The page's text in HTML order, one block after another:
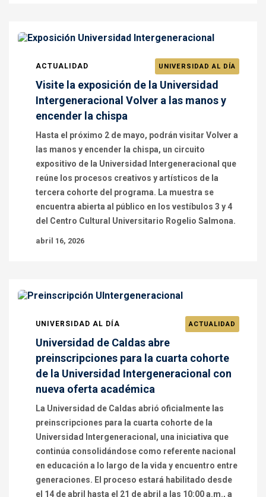
ACTUALIDAD UNIVERSIDAD AL DÍA
Visite la exposición de la Universidad
Intergeneracional Volver a las manos y
encender la chispa
Hasta el próximo 2 de mayo, podrán visitar Volver a
las manos y encender la chispa, un circuito
expositivo de la Universidad Intergeneracional que
reúne los procesos creativos y artísticos de la
tercera cohorte del programa. La muestra se
encuentra abierta al público en los vestíbulos 3 y 4
del Centro Cultural Universitario Rogelio Salmona.
abril 16, 2026
UNIVERSIDAD AL DÍA ACTUALIDAD
Universidad de Caldas abre
preinscripciones para la cuarta cohorte
de la Universidad Intergeneracional con
nueva oferta académica
La Universidad de Caldas abrió oficialmente las
preinscripciones para la cuarta cohorte de la
Universidad Intergeneracional, una iniciativa que
continúa consolidándose como referente nacional
en educación a lo largo de la vida y encuentro entre
generaciones. El proceso estará habilitado desde
el 14 de abril hasta el 21 de abril a las 10:00 a.m., a